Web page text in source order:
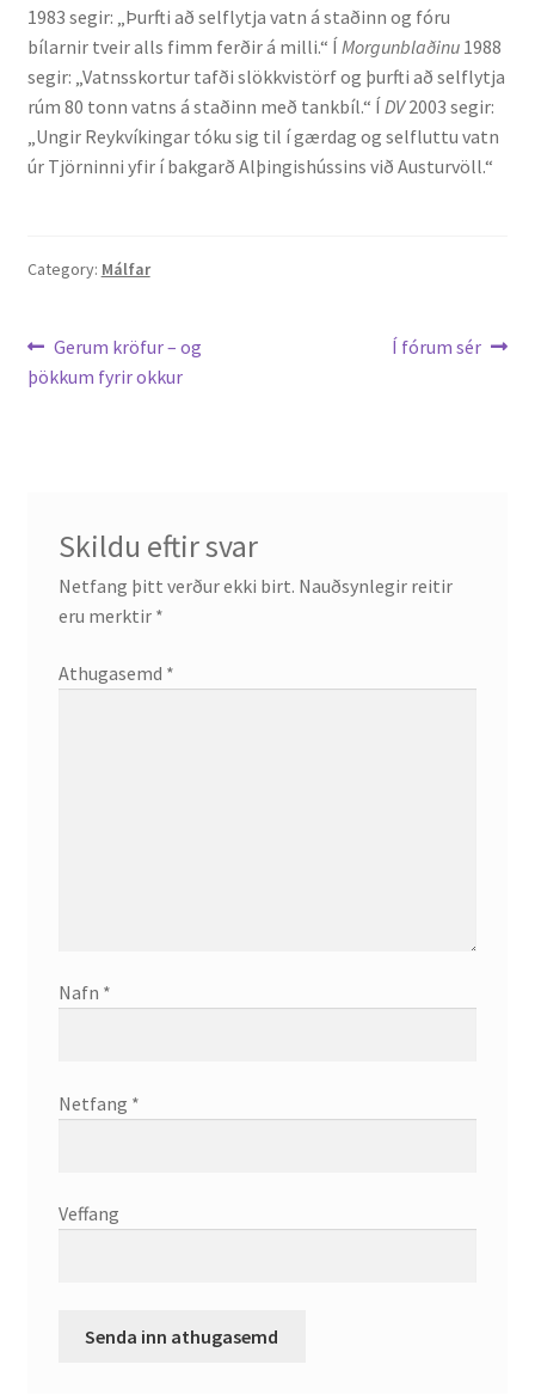
1983 segir: „Þurfti að selflytja vatn á staðinn og fóru
bílarnir tveir alls fimm ferðir á milli.“ Í Morgunblaðinu 1988
segir: „Vatnsskortur tafði slökkvistörf og þurfti að selflytja
rúm 80 tonn vatns á staðinn með tankbíl.“ Í DV2003 segir:
„Ungir Reykvíkingar tóku sig til í gærdag og selfluttu vatn
úr Tjörninni yfir í bakgarð Alþingishússins við Austurvöll.“
Category: Málfar
Leiðarkerfi
færslu
Previous
post:
Gerum kröfur – og
þökkum fyrir okkur
Next
Í fórum sér
Skildu eftir svar
Netfang þitt verður ekki birt. Nauðsynlegir reitir
eru merktir *
Athugasemd *
Nafn *
Netfang *
Veffang